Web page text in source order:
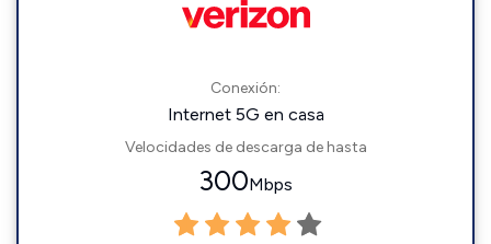
Conexión:
Internet 5G en casa
Velocidades de descarga de hasta
300Mbps